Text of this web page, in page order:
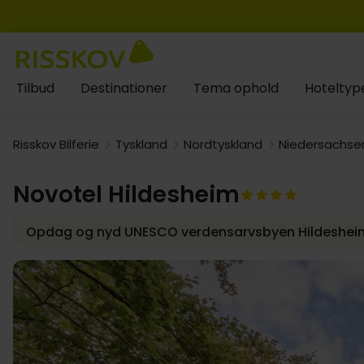
Tilbud Destinationer Tema ophold
Risskov Bilferie Tyskland Nordtyskland
Novotel Hildesheim
Opdag og nyd UNESCO verdensarvsbyen